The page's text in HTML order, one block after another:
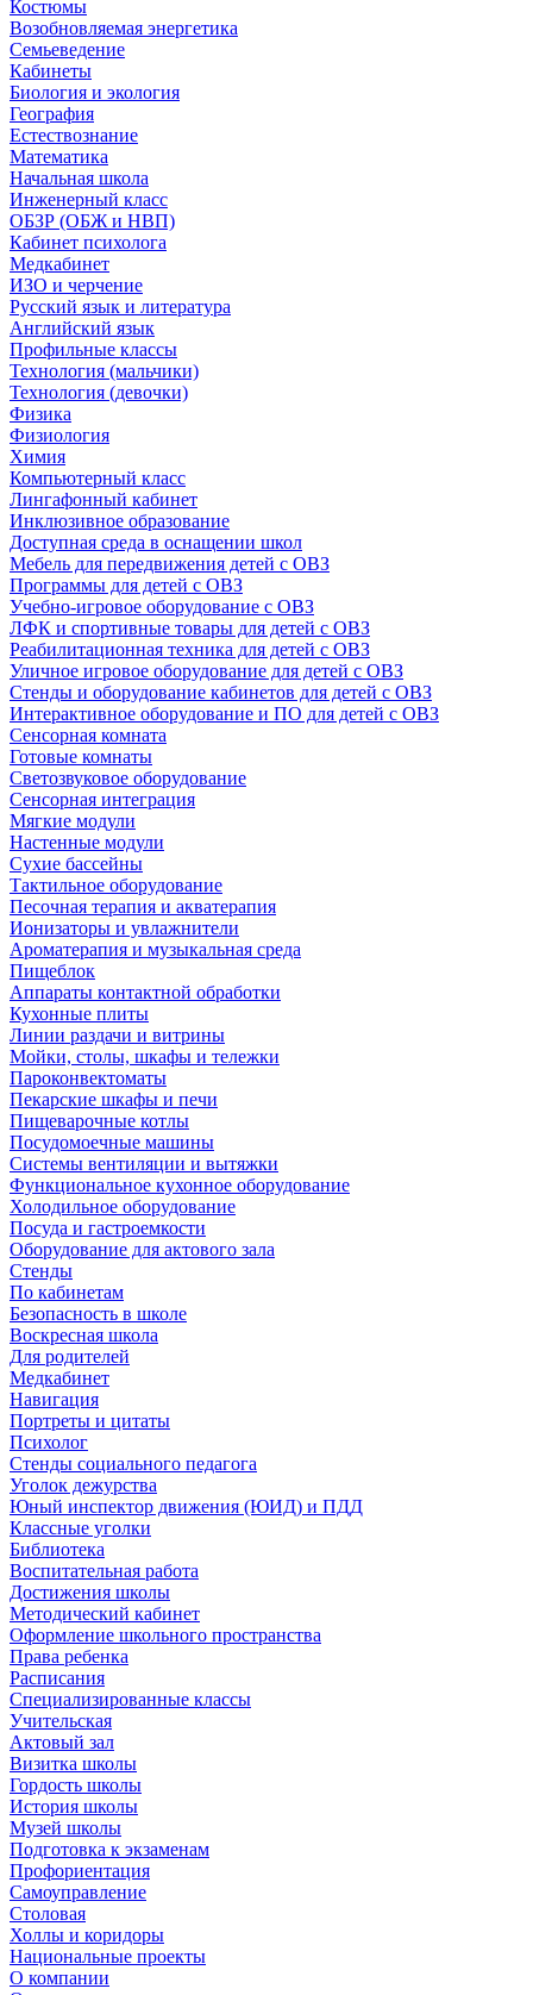
Костюмы
Возобновляемая энергетика
Семьеведение
Кабинеты
Биология и экология
География
Естествознание
Математика
Начальная школа
Инженерный класс
ОБЗР (ОБЖ и НВП)
Кабинет психолога
Медкабинет
ИЗО и черчение
Русский язык и литература
Английский язык
Профильные классы
Технология (мальчики)
Технология (девочки)
Физика
Физиология
Химия
Компьютерный класс
Лингафонный кабинет
Инклюзивное образование
Доступная среда в оснащении школ
Мебель для передвижения детей с ОВЗ
Программы для детей с ОВЗ
Учебно-игровое оборудование с ОВЗ
ЛФК и спортивные товары для детей с ОВЗ
Реабилитационная техника для детей с ОВЗ
Уличное игровое оборудование для детей с ОВЗ
Стенды и оборудование кабинетов для детей с ОВЗ
Интерактивное оборудование и ПО для детей с ОВЗ
Сенсорная комната
Готовые комнаты
Светозвуковое оборудование
Сенсорная интеграция
Мягкие модули
Настенные модули
Сухие бассейны
Тактильное оборудование
Песочная терапия и акватерапия
Ионизаторы и увлажнители
Ароматерапия и музыкальная среда
Пищеблок
Аппараты контактной обработки
Кухонные плиты
Линии раздачи и витрины
Мойки, столы, шкафы и тележки
Пароконвектоматы
Пекарские шкафы и печи
Пищеварочные котлы
Посудомоечные машины
Системы вентиляции и вытяжки
Функциональное кухонное оборудование
Холодильное оборудование
Посуда и гастроемкости
Оборудование для актового зала
Стенды
По кабинетам
Безопасность в школе
Воскресная школа
Для родителей
Медкабинет
Навигация
Портреты и цитаты
Психолог
Стенды социального педагога
Уголок дежурства
Юный инспектор движения (ЮИД) и ПДД
Классные уголки
Библиотека
Воспитательная работа
Достижения школы
Методический кабинет
Оформление школьного пространства
Права ребенка
Расписания
Специализированные классы
Учительская
Актовый зал
Визитка школы
Гордость школы
История школы
Музей школы
Подготовка к экзаменам
Профориентация
Самоуправление
Столовая
Холлы и коридоры
Национальные проекты
О компании